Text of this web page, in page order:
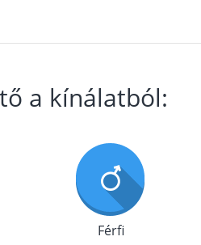
a kínálatból:
Férfi